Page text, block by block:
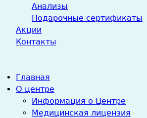
Анализы
Подарочные сертификаты
Акции
Контакты
Главная
О центре
Информация о Центре
Медицинская лицензия